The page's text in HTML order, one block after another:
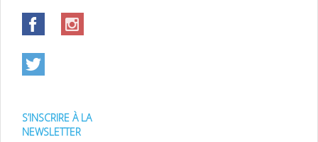
S’INSCRIRE À LA
NEWSLETTER